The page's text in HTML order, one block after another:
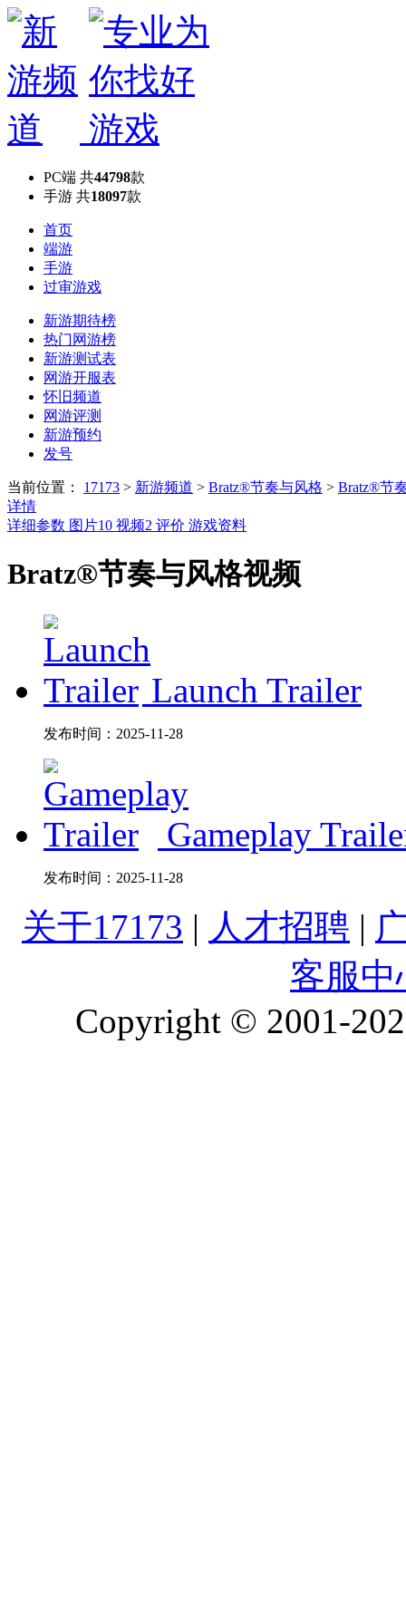
PC端 共44798款
手游 共18097款
首页
端游
手游
过审游戏
新游期待榜
热门网游榜
新游测试表
网游开服表
怀旧频道
网游评测
新游预约
发号
当前位置： 17173 > 新游频道 > Bratz®节奏与风格 > Bratz®节
详情
详细参数 图片10 视频2 评价 游戏资料
Bratz®节奏与风格视频
Launch Trailer
发布时间： 2025-11-28
Gameplay
发布时间： 2025-11-28
关于17173 | 人才招聘 |
客服中
Copyright © 2001-